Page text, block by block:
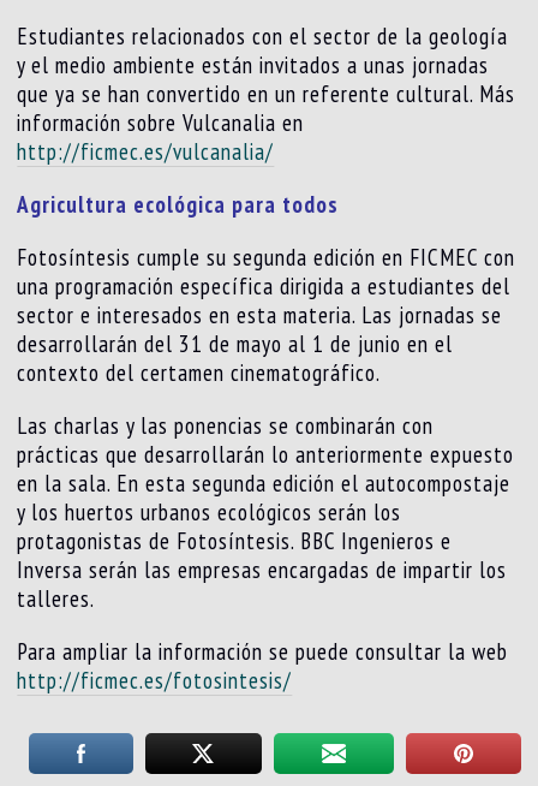
Estudiantes relacionados con el sector de la geología
y el medio ambiente están invitados a unas jornadas
que ya se han convertido en un referente cultural. Más
información sobre Vulcanalia en
http://ficmec.es/vulcanalia/
Agricultura ecológica para todos
Fotosíntesis cumple su segunda edición en FICMEC con
una programación específica dirigida a estudiantes del
sector e interesados en esta materia. Las jornadas se
desarrollarán del 31 de mayo al 1 de junio en el
contexto del certamen cinematográfico.
Las charlas y las ponencias se combinarán con
prácticas que desarrollarán lo anteriormente expuesto
en la sala. En esta segunda edición el autocompostaje
y los huertos urbanos ecológicos serán los
protagonistas de Fotosíntesis. BBC Ingenieros e
Inversa serán las empresas encargadas de impartir los
talleres.
Para ampliar la información se puede consultar la web
http://ficmec.es/fotosintesis/